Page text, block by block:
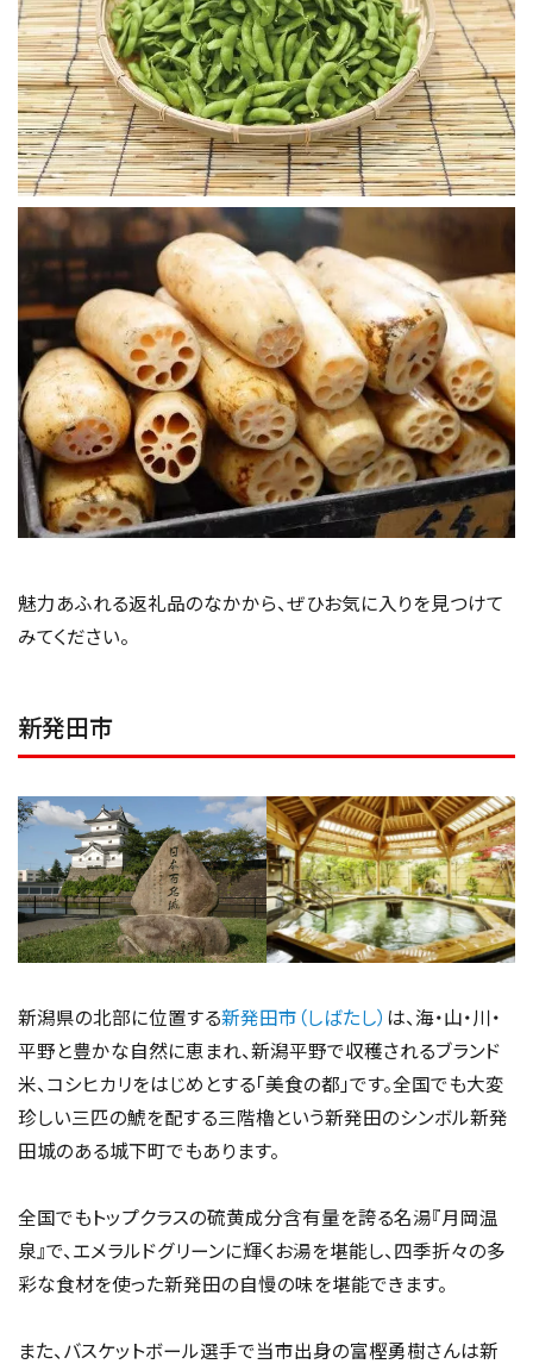
魅力あふれる返礼品のなかから、ぜひお気に入りを見つけて
みてください。
新発田市
新潟県の北部に位置する新発田市（しばたし） は、海・山・川・
平野と豊かな自然に恵まれ、新潟平野で収穫されるブランド
米、コシヒカリをはじめとする「美食の都」です。全国でも大変
珍しい三匹の鯱を配する三階櫓という新発田のシンボル新発
田城のある城下町でもあります。
全国でもトップクラスの硫黄成分含有量を誇る名湯『月岡温
泉』で、エメラルドグリーンに輝くお湯を堪能し、四季折々の多
彩な食材を使った新発田の自慢の味を堪能できます。
また、バスケットボール選手で当市出身の富樫勇樹さんは新